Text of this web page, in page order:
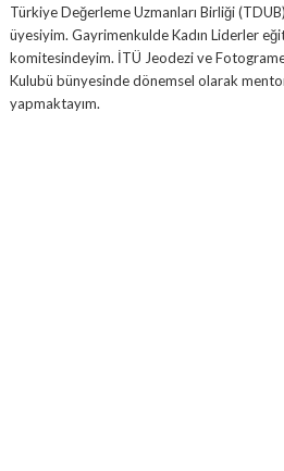
Türkiye Değerleme Uzmanları Birliği (TDUB)
üyesiyim. Gayrimenkulde Kadın Liderler
komitesindeyim. İTÜ Jeodezi ve
Kulubü bünyesinde dönemsel olarak
yapmaktayım.